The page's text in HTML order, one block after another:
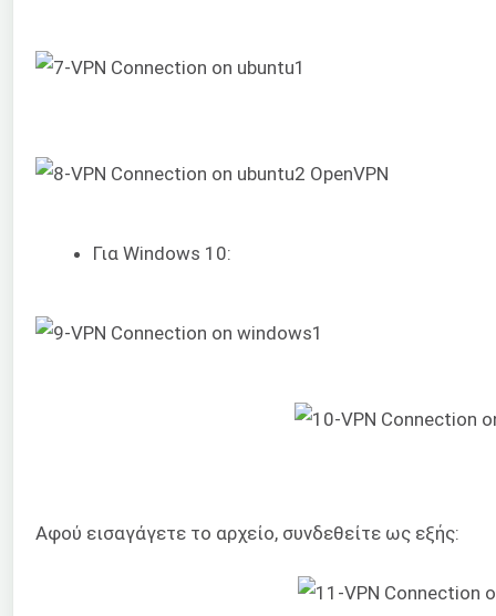
Για Windows 10:
Αφού εισαγάγετε το αρχείο, συνδεθείτε ως εξής: